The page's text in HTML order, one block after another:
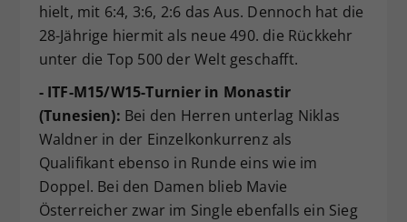
hielt, mit 6:4, 3:6, 2:6 das Aus. Dennoch hat die
28-Jährige hiermit als neue 490. die Rückkehr
unter die Top 500 der Welt geschafft.
- ITF-M15/W15-Turnier in Monastir
(Tunesien): Bei den Herren unterlag Niklas
Waldner in der Einzelkonkurrenz als
Qualifikant ebenso in Runde eins wie im
Doppel. Bei den Damen blieb Mavie
Österreicher zwar im Single ebenfalls ein Sieg